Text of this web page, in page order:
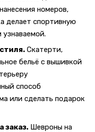
номеров,
делает спортивную
Скатерти,
бельё с вышивкой
способ
или сделать подарок
заказ. Шевроны на